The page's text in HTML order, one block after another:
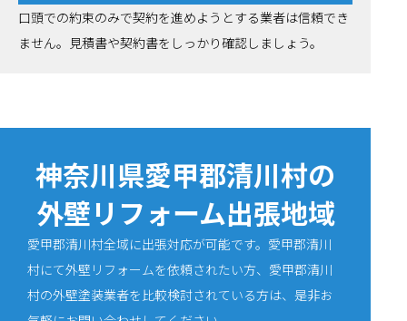
口頭での約束のみで契約を進めようとする業者は信頼でき
ません。見積書や契約書をしっかり確認しましょう。
神奈川県愛甲郡清川村の
外壁リフォーム出張地域
愛甲郡清川村全域に出張対応が可能です。愛甲郡清川
村にて外壁リフォームを依頼されたい方、愛甲郡清川
村の外壁塗装業者を比較検討されている方は、是非お